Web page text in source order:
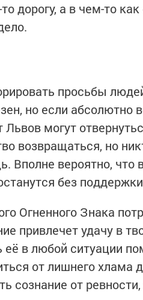
дорогу, а в чем-то
просьбы
но если абсолютно
могут
возвращаться, но
Вполне вероятно,
без
Огненного Знака
привлечет удачу в
в любой ситуации
от лишнего хлама
сознание от